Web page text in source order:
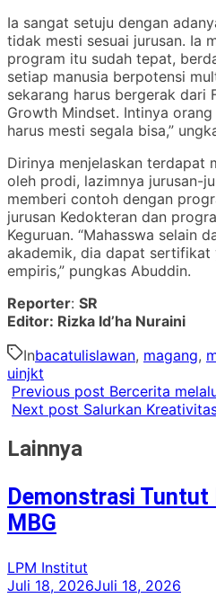
Ia sangat setuju dengan
tidak mesti sesuai jurusan. Ia
program itu sudah tepat,
setiap manusia berpotensi
sekarang harus bergerak dari
Growth Mindset. Intinya
harus mesti segala bisa,”
Dirinya menjelaskan terdapat
oleh prodi, lazimnya jurusan-
memberi contoh dengan
jurusan Kedokteran dan
Keguruan. “Mahasswa selain
akademik, dia dapat sertifikat
empiris,” pungkas Abuddin.
Reporter: SR
Editor: Rizka Id’ha Nuraini
Inbacatulislawan, magang,
uinjkt
Previous post Bercerita
Next post Salurkan
Lainnya
Demonstrasi Tuntut
MBG
LPM Institut
Juli 18, 2026Juli 18, 2026